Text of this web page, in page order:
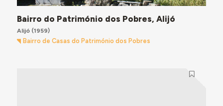
Bairro do Património dos Pobres, Alijó
Alijó(1959)
Bairro de Casas do Património dos Pobres